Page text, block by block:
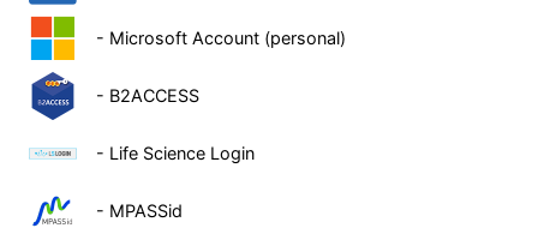
- Microsoft Account (personal)
- B2ACCESS
- Life Science Login
- MPASSid